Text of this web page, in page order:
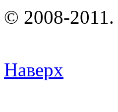
© 2008-
Наверх